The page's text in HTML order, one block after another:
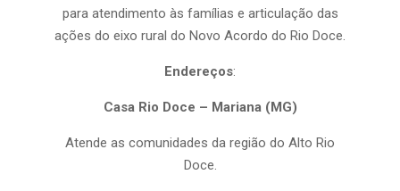
para atendimento às famílias e articulação das
ações do eixo rural do Novo Acordo do Rio Doce.
Endereços:
Casa Rio Doce – Mariana (MG)
Atende as comunidades da região do Alto Rio
Doce.